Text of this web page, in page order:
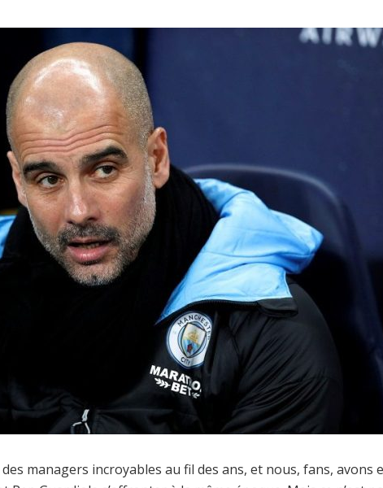
managers incroyables au fil des ans, et nous, fans, avons